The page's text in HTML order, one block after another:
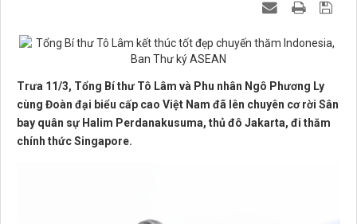
Trưa 11/3, Tổng Bí thư Tô Lâm và Phu nhân Ngô Phương Ly
cùng Đoàn đại biểu cấp cao Việt Nam đã lên chuyên cơ rời Sân
bay quân sự Halim Perdanakusuma, thủ đô Jakarta, đi thăm
chính thức Singapore.